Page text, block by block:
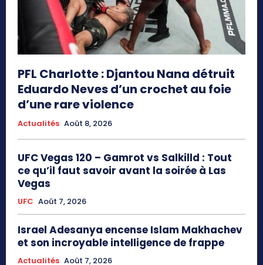
PFL Charlotte : Djantou Nana détruit
Eduardo Neves d’un crochet au foie
d’une rare violence
Actualités Août 8, 2026
UFC Vegas 120 – Gamrot vs Salkilld : Tout
ce qu’il faut savoir avant la soirée à Las
Vegas
UFC Août 7, 2026
Israel Adesanya encense Islam Makhachev
et son incroyable intelligence de frappe
Actualités Août 7, 2026